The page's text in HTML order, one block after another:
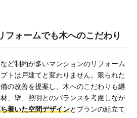
フォームでも木へのこだわり
ど制約が多いマンションのリフォーム
トは戸建てと変わりません。限られた
の改善を提案し、木へのこだわりも継
、壁、照明とのバランスを考慮しなが
着いた空間デザインとプランの組立て